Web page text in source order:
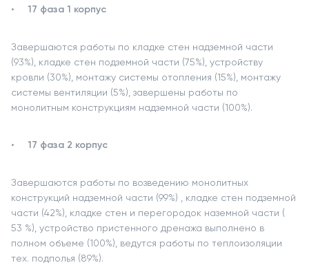
17 фаза 1 корпус
Завершаются работы по кладке стен надземной части
(93%), кладке стен подземной части (75%), устройству
кровли (30%), монтажу системы отопления (15%), монтажу
системы вентиляции (5%), завершены работы по
монолитным конструкциям надземной части (100%).
17 фаза 2 корпус
Завершаются работы по возведению монолитных
конструкций надземной части (99%) , кладке стен подземной
части (42%), кладке стен и перегородок наземной части (
53 %), устройство пристенного дренажа выполнено в
полном объеме (100%), ведутся работы по теплоизоляции
тех. подполья (89%).